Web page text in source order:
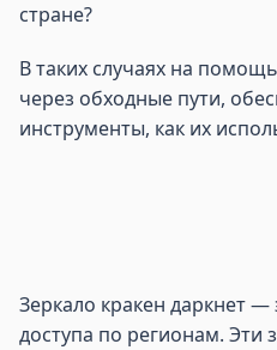
стране?
В таких случаях на
через обходные пути,
инструменты, как их
Зеркало кракен даркнет
доступа по регионам. Эти